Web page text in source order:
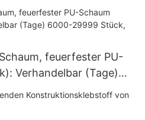
feuerfester PU-
Verhandelbar (Tage)
Versorgung